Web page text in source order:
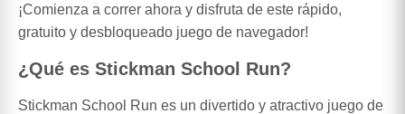
¡Comienza a correr ahora y disfruta de este rápido,
gratuito y desbloqueado juego de navegador!
¿Qué es Stickman School Run?
Stickman School Run es un divertido y atractivo juego de